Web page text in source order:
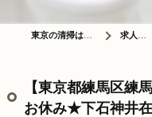
東京の清掃は株式会社松永商店 求人情報ブログ
【東京都練馬区練
お休み★下石神井